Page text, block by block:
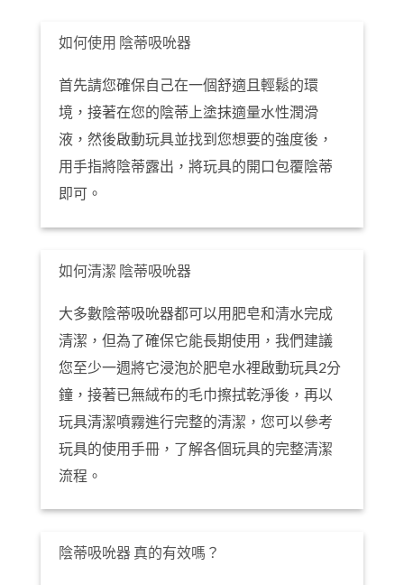
如何使用 陰蒂吸吮器
首先請您確保自己在一個舒適且輕鬆的環
境，接著在您的陰蒂上塗抹適量水性潤滑
液，然後啟動玩具並找到您想要的強度後，
用手指將陰蒂露出，將玩具的開口包覆陰蒂
即可。
如何清潔 陰蒂吸吮器
大多數陰蒂吸吮器都可以用肥皂和清水完成
清潔，但為了確保它能長期使用，我們建議
您至少一週將它浸泡於肥皂水裡啟動玩具2分
鐘，接著已無絨布的毛巾擦拭乾淨後，再以
玩具清潔噴霧進行完整的清潔，您可以參考
玩具的使用手冊，了解各個玩具的完整清潔
流程。
陰蒂吸吮器 真的有效嗎？